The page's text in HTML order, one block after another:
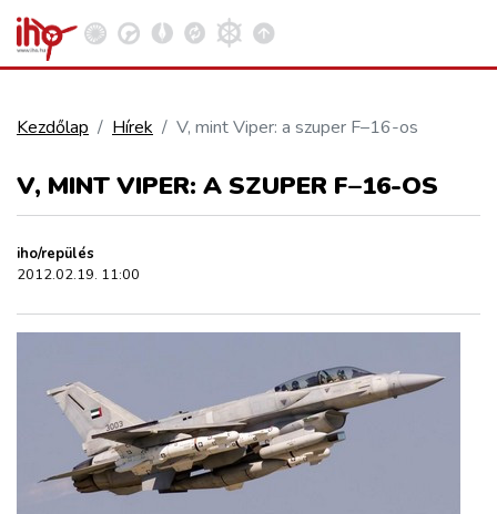
ELLÁTÁSI LÁNC
ZÖLDÚT
Kezdőlap Hírek V, mint Viper: a szuper F–16-os
V, MINT VIPER: A SZUPER F–16-OS
iho/repülés
2012.02.19. 11:00